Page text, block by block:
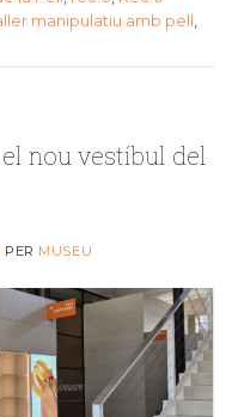
manipulatiu amb pell
nou vestíbul del
PER MUSEU